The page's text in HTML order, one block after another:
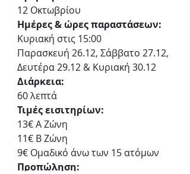
12 Οκτωβρίου
Ημέρες & ώρες παραστάσεων:
Κυριακή στις 15:00
Παρασκευή 26.12, Σάββατο 27.12,
Δευτέρα 29.12 & Κυριακή 30.12
Διάρκεια:
60 λεπτά
Τιμές εισιτηρίων:
13€ Α Ζώνη
11€ Β Ζώνη
9€ Ομαδικό άνω των 15 ατόμων
Προπώληση: